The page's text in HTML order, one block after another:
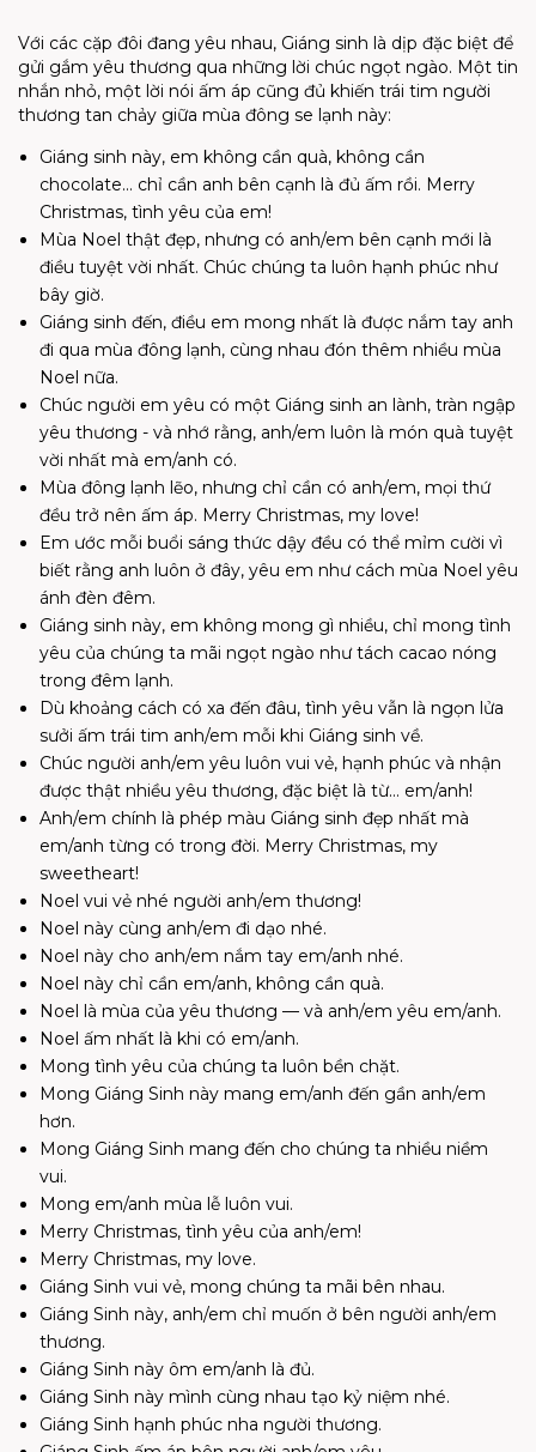
Với các cặp đôi đang yêu nhau, Giáng sinh là dịp đặc biệt để
gửi gắm yêu thương qua những lời chúc ngọt ngào. Một tin
nhắn nhỏ, một lời nói ấm áp cũng đủ khiến trái tim người
thương tan chảy giữa mùa đông se lạnh này:
Giáng sinh này, em không cần quà, không cần
chocolate… chỉ cần anh bên cạnh là đủ ấm rồi. Merry
Christmas, tình yêu của em!
Mùa Noel thật đẹp, nhưng có anh/em bên cạnh mới là
điều tuyệt vời nhất. Chúc chúng ta luôn hạnh phúc như
bây giờ.
Giáng sinh đến, điều em mong nhất là được nắm tay anh
đi qua mùa đông lạnh, cùng nhau đón thêm nhiều mùa
Noel nữa.
Chúc người em yêu có một Giáng sinh an lành, tràn ngập
yêu thương - và nhớ rằng, anh/em luôn là món quà tuyệt
vời nhất mà em/anh có.
Mùa đông lạnh lẽo, nhưng chỉ cần có anh/em, mọi thứ
đều trở nên ấm áp. Merry Christmas, my love!
Em ước mỗi buổi sáng thức dậy đều có thể mỉm cười vì
biết rằng anh luôn ở đây, yêu em như cách mùa Noel yêu
ánh đèn đêm.
Giáng sinh này, em không mong gì nhiều, chỉ mong tình
yêu của chúng ta mãi ngọt ngào như tách cacao nóng
trong đêm lạnh.
Dù khoảng cách có xa đến đâu, tình yêu vẫn là ngọn lửa
sưởi ấm trái tim anh/em mỗi khi Giáng sinh về.
Chúc người anh/em yêu luôn vui vẻ, hạnh phúc và nhận
được thật nhiều yêu thương, đặc biệt là từ… em/anh!
Anh/em chính là phép màu Giáng sinh đẹp nhất mà
em/anh từng có trong đời. Merry Christmas, my
sweetheart!
Noel vui vẻ nhé người anh/em thương!
Noel này cùng anh/em đi dạo nhé.
Noel này cho anh/em nắm tay em/anh nhé.
Noel này chỉ cần em/anh, không cần quà.
Noel là mùa của yêu thương — và anh/em yêu em/anh.
Noel ấm nhất là khi có em/anh.
Mong tình yêu của chúng ta luôn bền chặt.
Mong Giáng Sinh này mang em/anh đến gần anh/em
hơn.
Mong Giáng Sinh mang đến cho chúng ta nhiều niềm
vui.
Mong em/anh mùa lễ luôn vui.
Merry Christmas, tình yêu của anh/em!
Merry Christmas, my love.
Giáng Sinh vui vẻ, mong chúng ta mãi bên nhau.
Giáng Sinh này, anh/em chỉ muốn ở bên người anh/em
thương.
Giáng Sinh này ôm em/anh là đủ.
Giáng Sinh này mình cùng nhau tạo kỷ niệm nhé.
Giáng Sinh hạnh phúc nha người thương.